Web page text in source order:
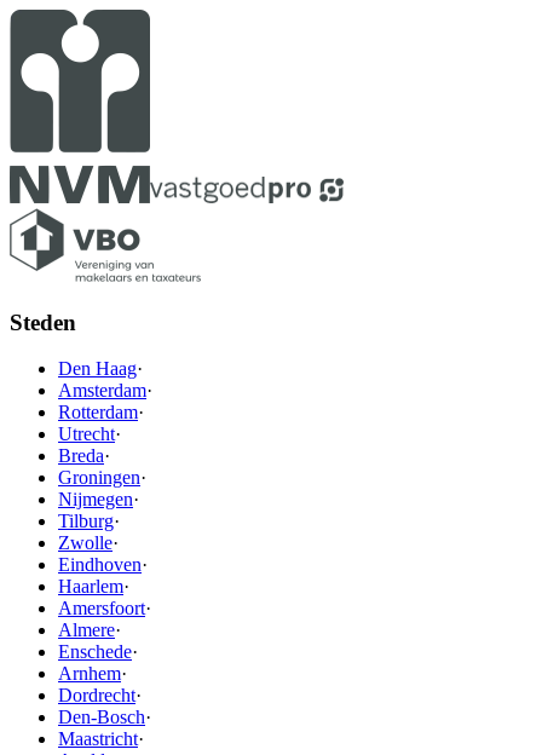
Steden
Den Haag·
Amsterdam·
Rotterdam·
Utrecht·
Breda·
Groningen·
Nijmegen·
Tilburg·
Zwolle·
Eindhoven·
Haarlem·
Amersfoort·
Almere·
Enschede·
Arnhem·
Dordrecht·
Den-Bosch·
Maastricht·